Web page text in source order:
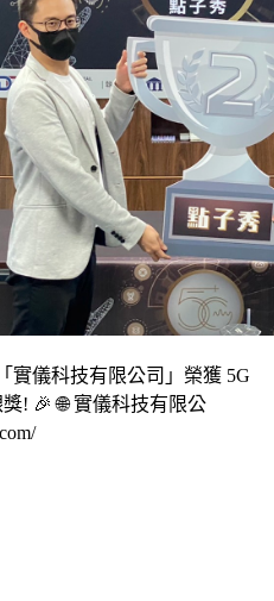
實儀科技有限公司」榮獲 5G
! 🎉 🌐 實儀科技有限公